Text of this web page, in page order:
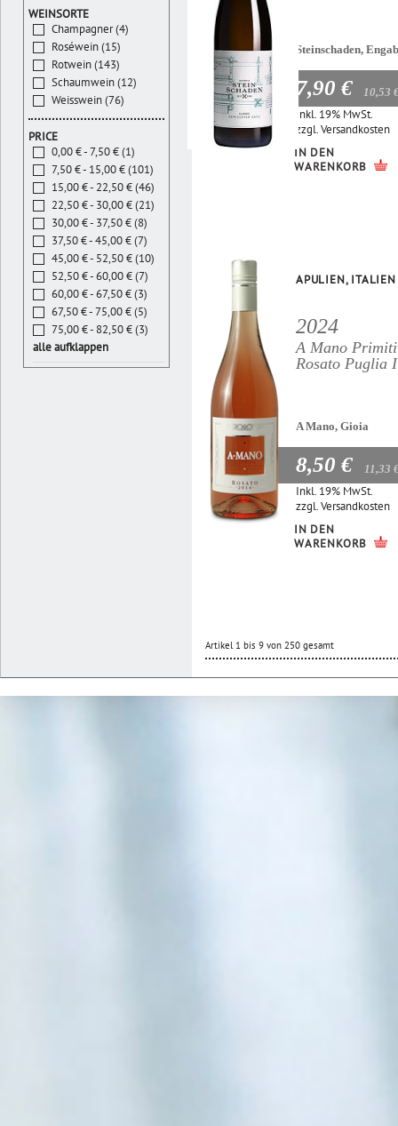
Steinschaden,
7,90 € 10,53
Inkl. 19% MwSt.
zzgl.Versandkosten
IN DEN
WARENKORB
APULIEN, ITALIEN
2024
A Mano
Rosato Puglia
A Mano, Gioia
8,50 € 11,33
Inkl. 19% MwSt.
zzgl.Versandkosten
IN DEN
WARENKORB
Artikel 1 bis 9 von 250 gesamt
WEINSORTE
Champagner (4)
Roséwein (15)
Rotwein (143)
Schaumwein (12)
Weisswein (76)
PRICE
0,00 € - 7,50 € (1)
7,50 € - 15,00 € (101)
15,00 € - 22,50 € (46)
22,50 € - 30,00 € (21)
30,00 € - 37,50 € (8)
37,50 € - 45,00 € (7)
45,00 € - 52,50 € (10)
52,50 € - 60,00 € (7)
60,00 € - 67,50 € (3)
67,50 € - 75,00 € (5)
75,00 € - 82,50 € (3)
alle aufklappen